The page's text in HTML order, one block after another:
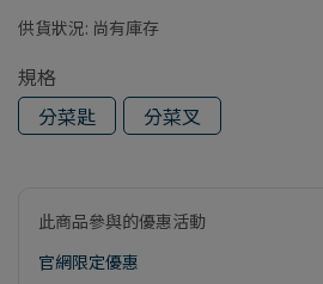
供貨狀況: 尚有庫存
規格
分菜匙
分菜叉
此商品參與的優惠活動
官網限定優惠